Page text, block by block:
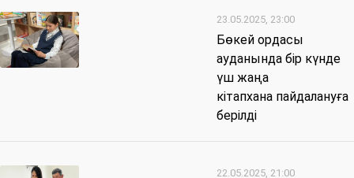
23.05.2025, 23:00
Бөкей ордасы
ауданында бір күнде
үш жаңа
кітапхана пайдалануға
берілді
22.05.2025, 21:00